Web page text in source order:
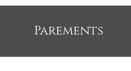
Parements